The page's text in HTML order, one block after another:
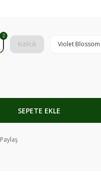
Kızılcık Violet Blossom
SEPETE EKLE
Paylaş